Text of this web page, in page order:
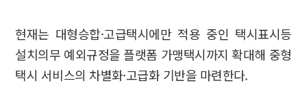
현재는 대형승합·고급택시에만 적용 중인 택시표시등
설치의무 예외규정을 플랫폼 가맹택시까지 확대해 중형
택시 서비스의 차별화·고급화 기반을 마련한다.